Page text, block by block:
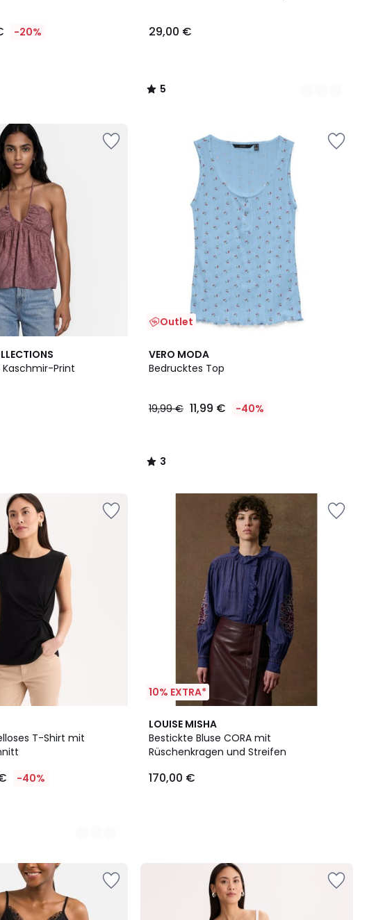
-20% 29,00 €
5
/
Print
Outlet
VERO MODA
Bedrucktes Top
19,99 € 11,99 € -40%
3
/
3
/
T-Shirt mit
-40%
10% EXTRA*
LOUISE MISHA
Bestickte Bluse CORA mit
Rüschenkragen und Streifen
170,00 €